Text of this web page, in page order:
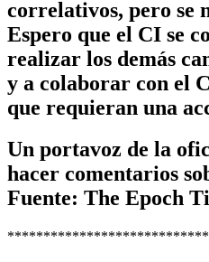
correlativos, pero se
Espero que el CI se
realizar los demás
y a colaborar con el
que requieran una
Un portavoz de la
hacer comentarios
Fuente: The Epoch